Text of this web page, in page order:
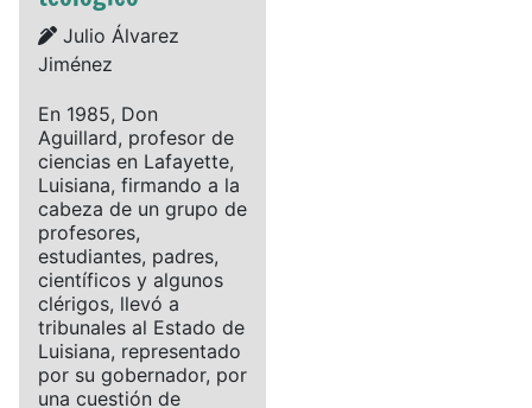
Details
Julio Álvarez
Jiménez
En 1985, Don
Aguillard, profesor de
ciencias en Lafayette,
Luisiana, firmando a la
cabeza de un grupo de
profesores,
estudiantes, padres,
científicos y algunos
clérigos, llevó a
tribunales al Estado de
Luisiana, representado
por su gobernador, por
una cuestión de